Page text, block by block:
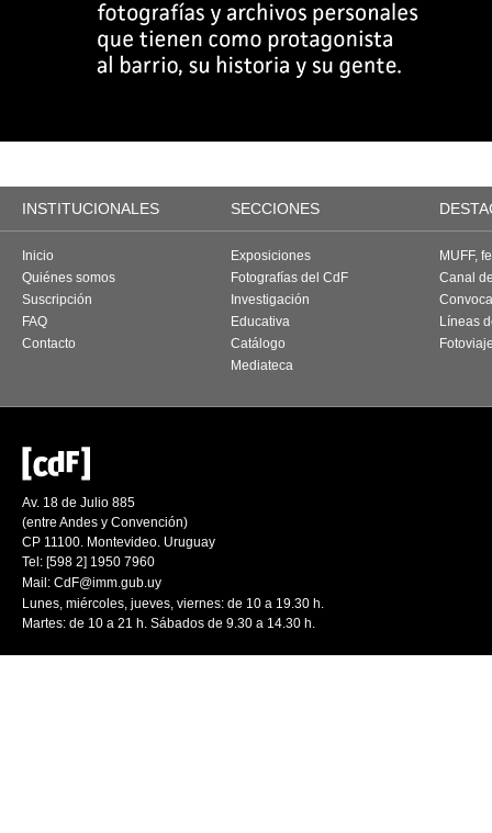
INSTITUCIONALES SECCIONES
Inicio
Quiénes somos
Suscripción
FAQ
Contacto
Exposiciones
Fotografías del CdF
Investigación
Educativa
Catálogo
Mediateca
MUFF,
Canal
Líneas
Av. 18 de Julio 885
(entre Andes y Convención)
CP 11100. Montevideo. Uruguay
Tel: [598 2] 1950 7960
Mail: CdF@imm.gub.uy
Lunes, miércoles, jueves, viernes: de 10 a 19.30 h.
Martes: de 10 a 21 h. Sábados de 9.30 a 14.30 h.